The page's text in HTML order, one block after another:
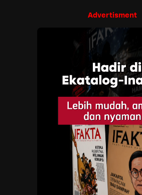
Advertisment